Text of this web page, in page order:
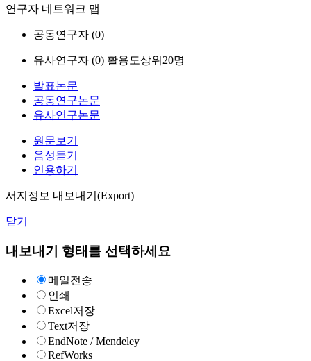
연구자 네트워크 맵
공동연구자 (0)
유사연구자 (0) 활용도상위20명
발표논문
공동연구논문
유사연구논문
원문보기
음성듣기
인용하기
서지정보 내보내기(Export)
닫기
내보내기 형태를 선택하세요
메일전송
인쇄
Excel저장
Text저장
EndNote / Mendeley
RefWorks